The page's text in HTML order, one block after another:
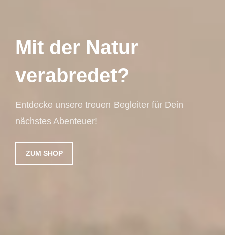
Mit der Natur
verabredet?
Entdecke unsere treuen Begleiter für Dein
nächstes Abenteuer!
ZUM SHOP